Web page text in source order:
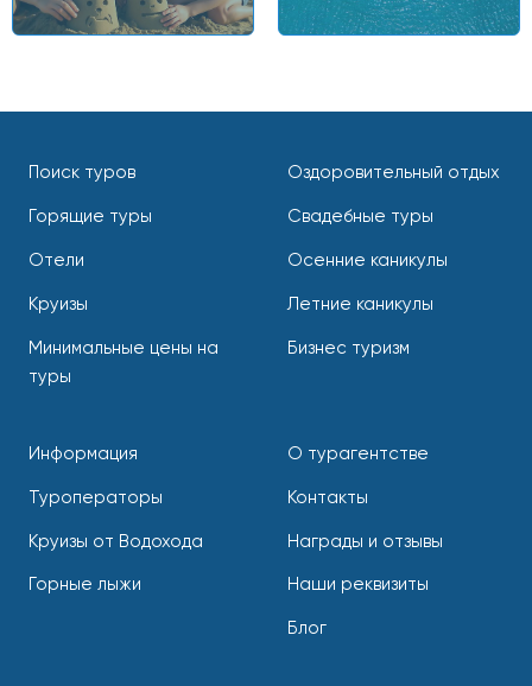
Поиск туров
Горящие туры
Отели
Круизы
Минимальные цены на
туры
Оздоровительный отдых
Свадебные туры
Осенние каникулы
Летние каникулы
Бизнес туризм
Информация
Туроператоры
Круизы от Водохода
Горные лыжи
О турагентстве
Контакты
Награды и отзывы
Наши реквизиты
Блог